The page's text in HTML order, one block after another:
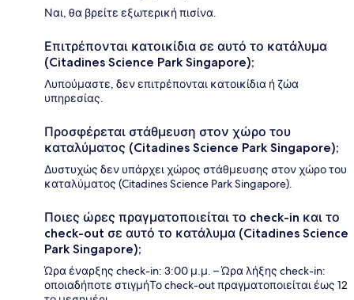
Ναι, θα βρείτε εξωτερική πισίνα.
Επιτρέπονται κατοικίδια σε αυτό το κατάλυμα
(Citadines Science Park Singapore);
Λυπούμαστε, δεν επιτρέπονται κατοικίδια ή ζώα
υπηρεσίας.
Προσφέρεται στάθμευση στον χώρο του
καταλύματος (Citadines Science Park Singapore);
Δυστυχώς δεν υπάρχει χώρος στάθμευσης στον χώρο του
καταλύματος (Citadines Science Park Singapore).
Ποιες ώρες πραγματοποιείται το check-in και το
check-out σε αυτό το κατάλυμα (Citadines Science
Park Singapore);
Ώρα έναρξης check-in: 3:00 μ.μ. – Ώρα λήξης check-in:
οποιαδήποτε στιγμήΤο check-out πραγματοποιείται έως 12